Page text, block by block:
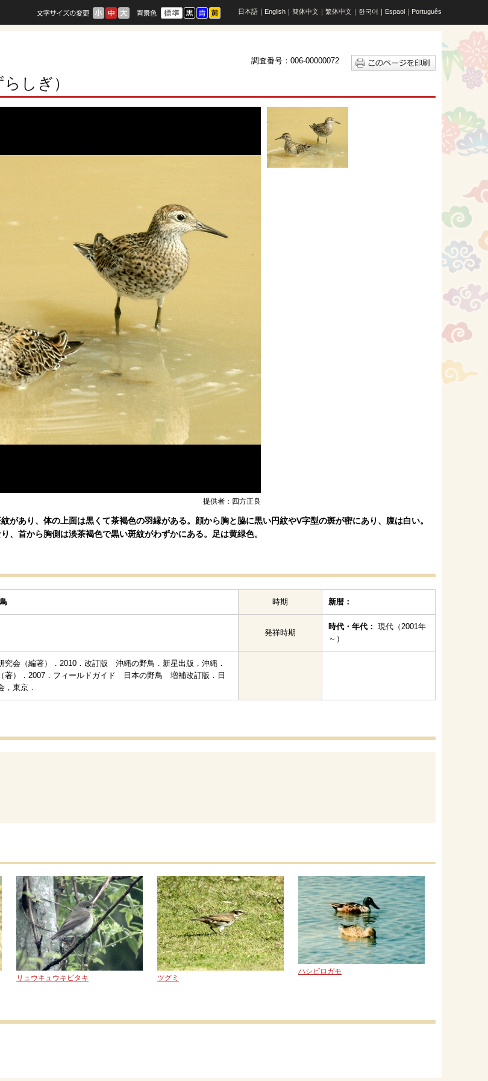
日本語 ｜ English ｜ 簡体中文 ｜ 繁体中文 ｜ 한국어 ｜ Espaol ｜ Português
調査番号：006-00000072
しぎ）
提供者：四方正良
があり、体の上面は黒くて茶褐色の羽縁がある。顔から胸と脇に黒い円紋やV字型の斑が密にあり、腹は白い。
、首から胸側は淡茶褐色で黒い斑紋がわずかにある。足は黄緑色。
時期 新暦：
発祥時期
時代・年代： 現代（2001年
～）
究会（編著）．2010．改訂版 沖縄の野鳥．新星出版，沖縄．
著）．2007．フィールドガイド 日本の野鳥 増補改訂版．日
，東京．
リュウキュウキビタキ ツグミ
ハシビロガモ